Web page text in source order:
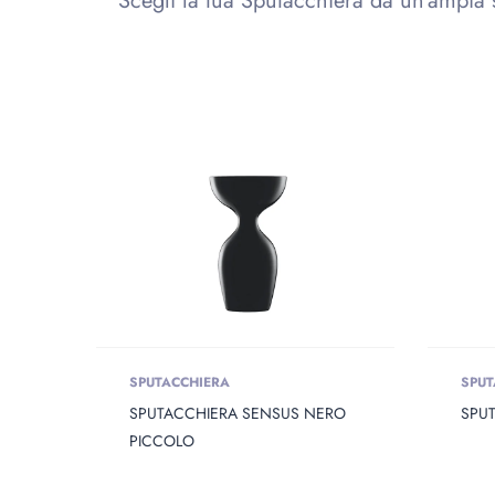
Prodotto Сolor
PRODOTTO OPENING
PRODOTTO DIAMETER
SPUTACCHIERA
SPUTACCHIERA SENSUS NERO
PICCOLO